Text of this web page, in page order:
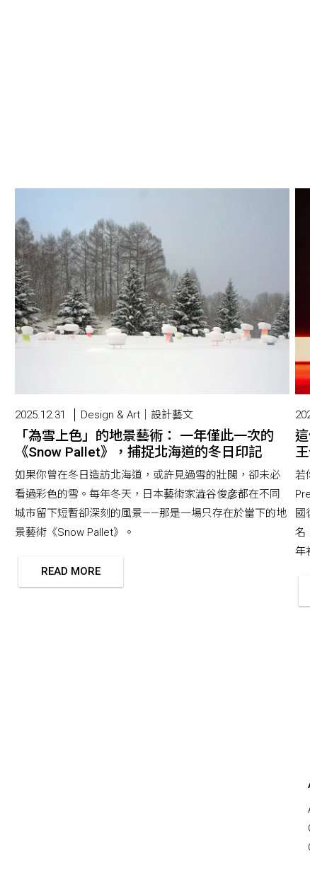
2025.12.31 Design & Art｜設計藝文
「為雪上色」的地景藝術： 一年僅此一次的
《Snow Pallet》，捕捉北海道的冬日印記
如果你曾在冬日造訪北海道，或許見過雪的壯闊，卻未必
看過彩色的雪。每年冬天，日本藝術家澁谷俊彦都在不同
城市留下短暫卻深刻的風景——那是一場只存在於當下的地
景藝術《Snow Pallet》。
READ MORE
若
國
名
年